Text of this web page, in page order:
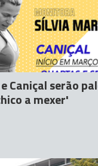
Caniçal serão
a mexer'